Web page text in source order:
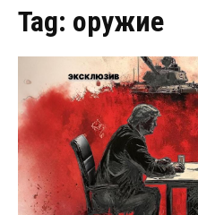
Tag: оружие